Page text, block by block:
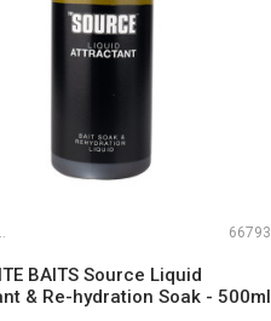
66793
BAITS Source Liquid
& Re-hydration Soak - 500ml